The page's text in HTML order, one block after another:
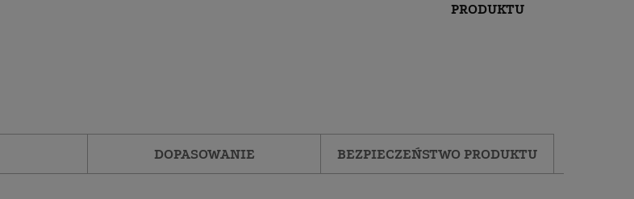
PRODUKTU
DOPASOWANIE BEZPIECZEŃSTWO PRODUKTU